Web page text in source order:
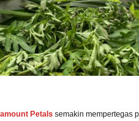
Petals semakin mempertegas